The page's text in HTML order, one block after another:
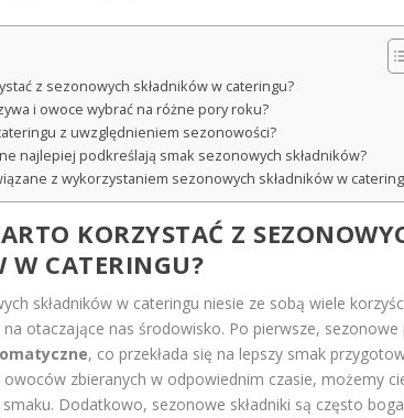
z sezonowych składników w cateringu?
i owoce wybrać na różne pory roku?
z uwzględnieniem sezonowości?
najlepiej podkreślają smak sezonowych składników?
z wykorzystaniem sezonowych składników w
KORZYSTAĆ Z
W CATERINGU?
składników w cateringu niesie ze sobą wiele
otaczające nas środowisko. Po pierwsze,
, co przekłada się na lepszy smak
zbieranych w odpowiednim czasie, możemy
Dodatkowo, sezonowe składniki są często